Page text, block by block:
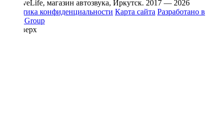
© DriveLife, магазин автозвука, Иркутск. 2017 — 2026
Политика конфиденциальности Карта сайта Разработано в
Prime Group